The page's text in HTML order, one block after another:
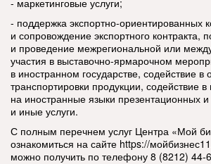
- маркетинговые услуги;
- поддержка экспортно-ориентированных
и сопровождение экспортного контракта,
и проведение межрегиональной или
участия в выставочно-ярмарочном
в иностранном государстве, содействие
транспортировки продукции, содействие
на иностранные языки презентационных
и иные услуги.
С полным перечнем услуг Центра «Мой
ознакомиться на сайте https://
можно получить по телефону 8 (8212) 44-